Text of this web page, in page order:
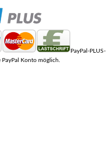
PayPal-PLUS-
PayPal Konto möglich.